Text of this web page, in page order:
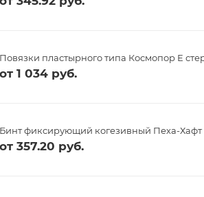
Повязки пластырного типа Космопор Е
от 1 034 руб.
Бинт фиксирующий когезивный Пеха-Хафт
от 357.20 руб.